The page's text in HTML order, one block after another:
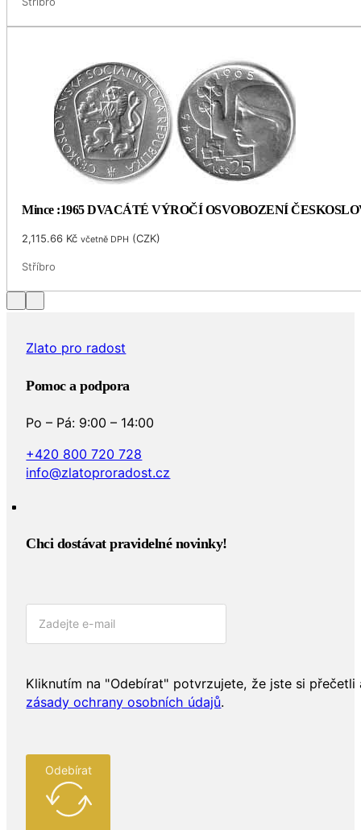
Mince :1965 DVACÁTÉ VÝROČÍ OSVOBOZENÍ
2,115.66 Kč včetně DPH (CZK)
Stříbro
Zlato pro radost
Pomoc a podpora
Po – Pá: 9:00 – 14:00
+420 800 720 728
info@zlatoproradost.cz
Chci dostávat pravidelné novinky!​
Kliknutím na "Odebírat" potvrzujete, že jste si přečetli
zásady ochrany osobních údajů.
Odebírat